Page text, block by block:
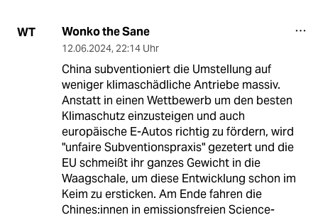
WT Wonko the Sane
12.06.2024, 22:14 Uhr
China subventioniert die Umstellung auf
weniger klimaschädliche Antriebe massiv.
Anstatt in einen Wettbewerb um den besten
Klimaschutz einzusteigen und auch
europäische E-Autos richtig zu fördern, wird
"unfaire Subventionspraxis" gezetert und die
EU schmeißt ihr ganzes Gewicht in die
Waagschale, um diese Entwicklung schon im
Keim zu ersticken. Am Ende fahren die
Chines:innen in emissionsfreien Science-